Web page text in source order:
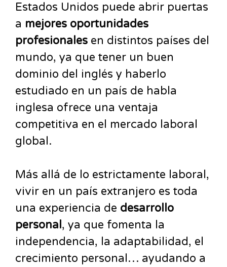
Estados Unidos puede abrir puertas
a mejores oportunidades
profesionales en distintos países del
mundo, ya que tener un buen
dominio del inglés y haberlo
estudiado en un país de habla
inglesa ofrece una ventaja
competitiva en el mercado laboral
global.
Más allá de lo estrictamente laboral,
vivir en un país extranjero es toda
una experiencia de desarrollo
personal, ya que fomenta la
independencia, la adaptabilidad, el
crecimiento personal… ayudando a